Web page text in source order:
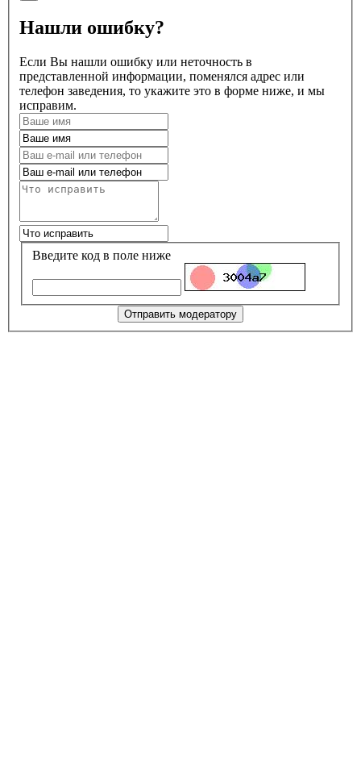
Нашли ошибку?
Если Вы нашли ошибку или неточность в
представленной информации, поменялся адрес или
телефон заведения, то укажите это в форме ниже, и мы
исправим.
Введите код в поле ниже
Отправить модератору